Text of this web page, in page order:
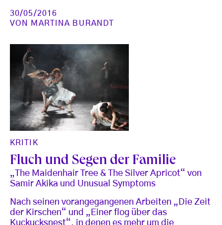
30/05/2016
VON MARTINA BURANDT
KRITIK
Fluch und Segen der Familie
„The Maidenhair Tree & The Silver Apricot“ von
Samir Akika und Unusual Symptoms
Nach seinen vorangegangenen Arbeiten „Die Zeit
der Kirschen“ und „Einer flog über das
Kuckucksnest“, in denen es mehr um die